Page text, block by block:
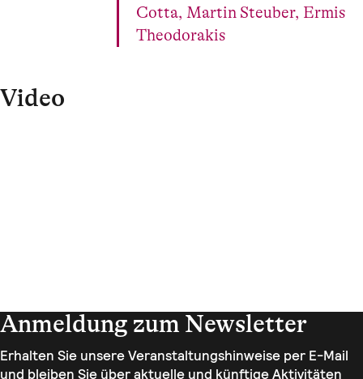
Cotta, Martin Steuber, Ermis
Theodorakis
Video
Anmeldung zum Newsletter
Erhalten Sie unsere Veranstaltungshinweise per E-Mail
und bleiben Sie über aktuelle und künftige Aktivitäten